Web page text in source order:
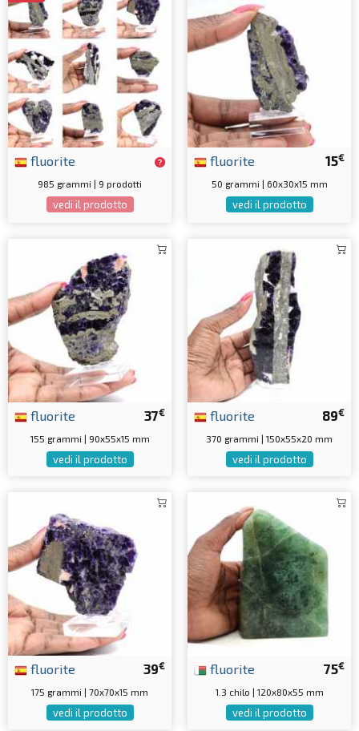
fluorite
985 grammi | 9 prodotti
vedi il prodotto
15€
fluorite
50 grammi | 60x30x15 mm
vedi il prodotto
37€
fluorite
155 grammi | 90x55x15 mm
vedi il prodotto
89€
fluorite
370 grammi | 150x55x20 mm
vedi il prodotto
39€
fluorite
175 grammi | 70x70x15 mm
vedi il prodotto
75€
fluorite
1.3 chilo | 120x80x55 mm
vedi il prodotto